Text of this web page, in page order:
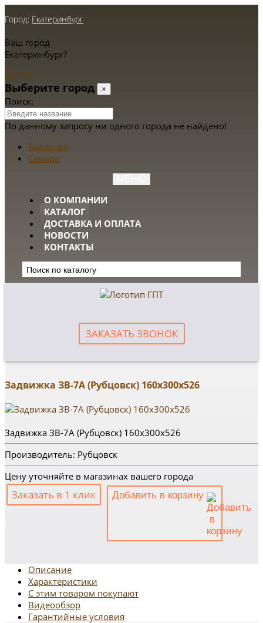
Город: Екатеринбург
Ваш город
Екатеринбург?
Да Нет
Выберите город ×
Поиск:
По данному запросу ни одного города не найдено!
Балаково
Самара
О КОМПАНИИ
КАТАЛОГ
ДОСТАВКА И ОПЛАТА
НОВОСТИ
КОНТАКТЫ
ЗАКАЗАТЬ ЗВОНОК
Задвижка ЗВ-7А (Рубцовск) 160х300х526
Задвижка ЗВ-7А (Рубцовск) 160х300х526
Производитель: Рубцовск
Цену уточняйте в магазинах вашего города
Заказать в 1 клик Добавить в корзину
Описание
Характеристики
С этим товаром покупают
Видеообзор
Гарантийные условия